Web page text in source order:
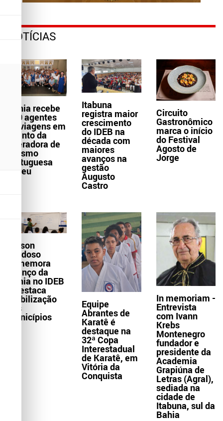
NOTÍCIAS
Bahia recebe
300 agentes
de viagens em
evento da
operadora de
turismo
portuguesa
Abreu
Itabuna
registra maior
crescimento
do IDEB na
década com
maiores
avanços na
gestão
Augusto
Castro
Circuito
Gastronômico
marca o início
do Festival
Agosto de
Jorge
Wilson
Cardoso
comemora
avanço da
Bahia no IDEB
e destaca
mobilização
dos
municípios
Equipe
Abrantes de
Karatê é
destaque na
32ª Copa
Interestadual
de Karatê, em
Vitória da
Conquista
In memoriam -
Entrevista
com Ivann
Krebs
Montenegro
fundador e
presidente da
Academia
Grapiúna de
Letras (Agral),
sediada na
cidade de
Itabuna, sul da
Bahia